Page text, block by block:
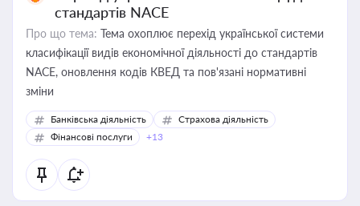
стандартів NACE
Про що тема: Тема охоплює перехід української системи
класифікації видів економічної діяльності до стандартів
NACE, оновлення кодів КВЕД та пов'язані нормативні
зміни
Банківська діяльність
Страхова діяльність
Фінансові послуги
+13